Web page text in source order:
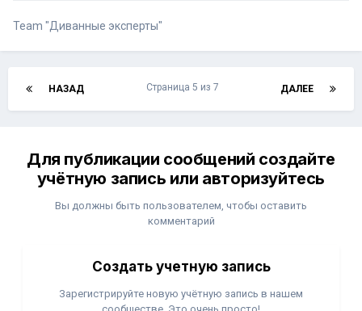
Team "Диванные эксперты"
НАЗАД ДАЛЕЕ
Страница 5 из 7
Для публикации сообщений создайте
учётную запись или авторизуйтесь
Вы должны быть пользователем, чтобы оставить
комментарий
Создать учетную запись
Зарегистрируйте новую учётную запись в нашем